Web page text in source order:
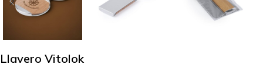
Llavero Vitolok